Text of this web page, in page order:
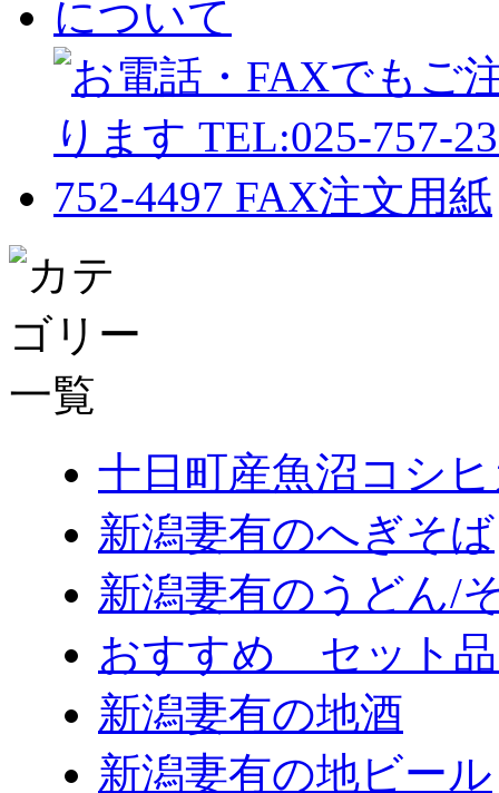
十日町産魚沼コシ
新潟妻有のへぎそば
新潟妻有のうどん/
おすすめ セット
新潟妻有の地酒
新潟妻有の地ビール